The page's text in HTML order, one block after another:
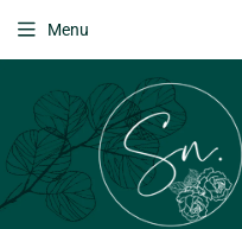
Menu